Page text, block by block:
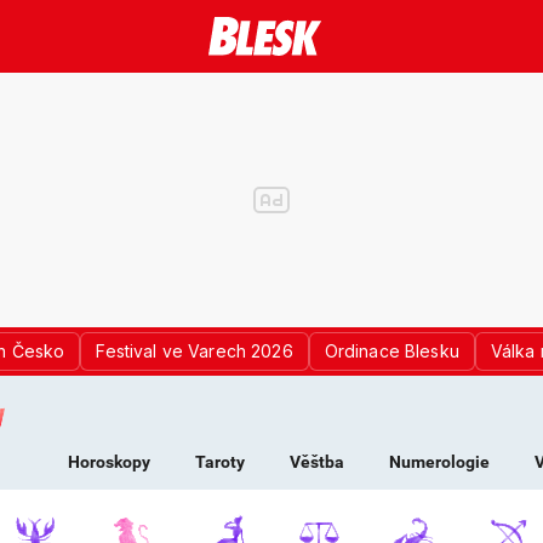
Česko Festival ve Varech 2026 Ordinace Blesku Válka
PRO ŽENY -
Horoskopy Taroty Věštba Numerologie